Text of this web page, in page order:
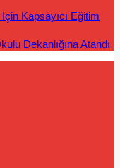
Kapsayıcı Eğitim
Dekanlığına Atandı